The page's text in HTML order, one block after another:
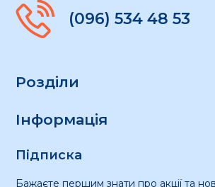
(096) 534 48 53
Розділи
Інформація
Підписка
Бажаєте першим знати про акції та